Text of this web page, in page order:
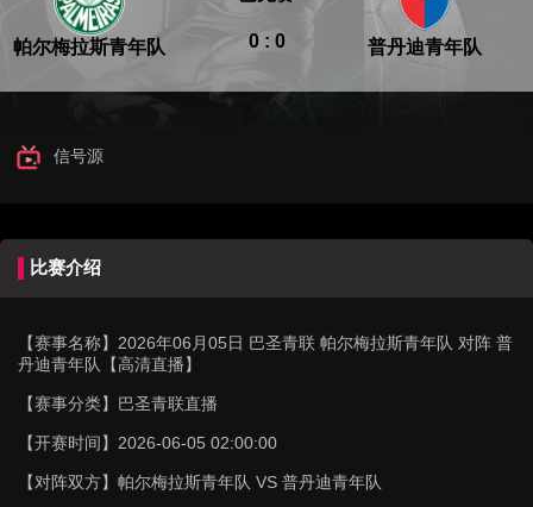
帕尔梅拉斯青年队 0 : 0 普丹迪青年队
信号源
比赛介绍
【赛事名称】 2026年06月05日 巴圣青联 帕尔梅拉斯青年队 对阵 普
丹迪青年队【高清直播】
【赛事分类】 巴圣青联直播
【开赛时间】 2026-06-05 02:00:00
【对阵双方】 帕尔梅拉斯青年队 VS 普丹迪青年队